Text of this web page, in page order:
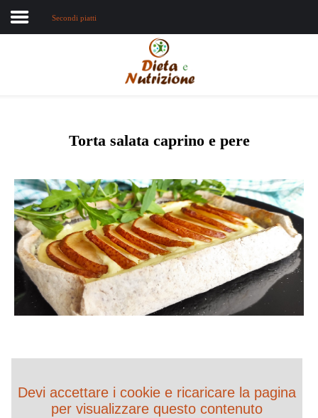
Terapie Naturali
Secondi piatti
Torta salata caprino e pere
Devi accettare i cookie e ricaricare la pagina
per visualizzare questo contenuto